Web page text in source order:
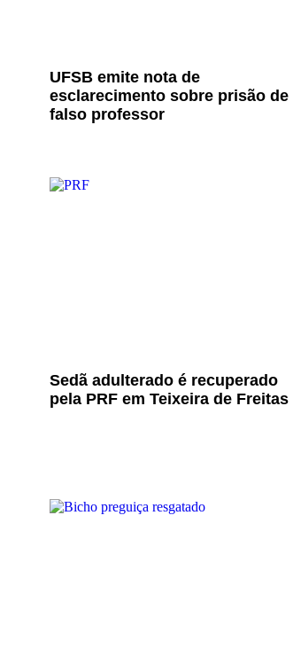
UFSB emite nota de
esclarecimento sobre prisão de
falso professor
Sedã adulterado é recuperado
pela PRF em Teixeira de Freitas